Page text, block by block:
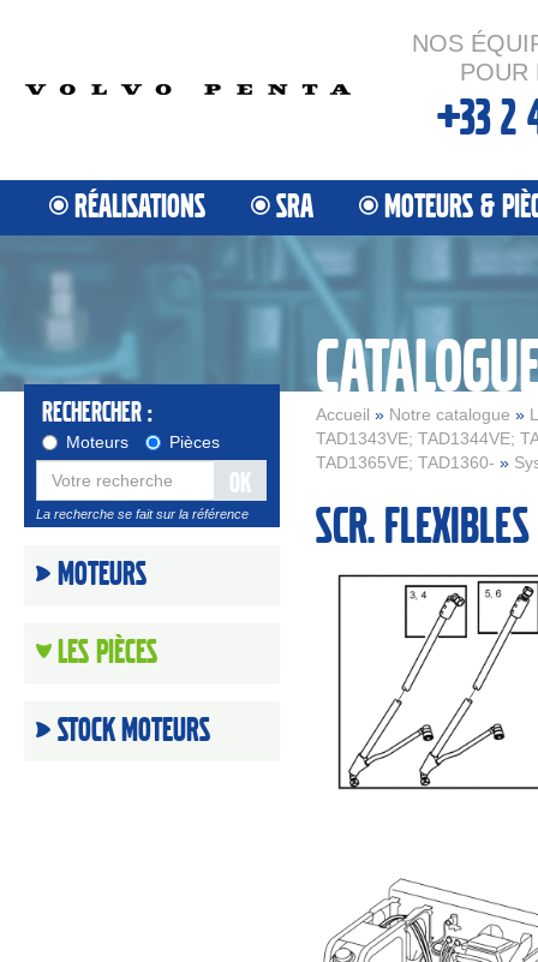
NOS
POUR
+33 2
RÉALISATIONS SRA MOTEURS &
Accueil » Notre catalogue »
TAD1343VE; TAD1344VE;
TAD1365VE; TAD1360- »
Rechercher :
Moteurs Pièces
OK
La recherche se fait sur la référence
Moteurs
Les Pièces
Stock moteurs
SCR.